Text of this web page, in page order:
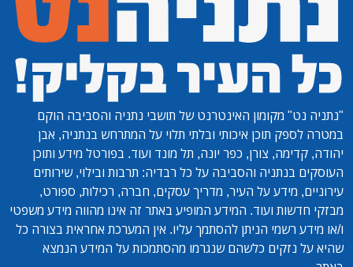
"נתניה נט" מקומון האינטרנט של תושבי נתניה והסביבה הוקם
במטרה לספק תוכן איכותי ובלתי תלוי על המתרחש בנתניה, אבן
יהודה, קדימה, צורן, כפר יונה, תל מונד ועוד. בפורטל מידע ותוכן
העוסקים בנתניה והסביבה על כל רבדיה: תרבות ובילוי, שירותים
עירוניים, מידע על העיר, מדריך עסקים, חברה, רכילות, ספורט,
מבזקי חדשות ועוד. המידע המופיע באתר זה אינו מהווה מידע משפטי
ו/או מידע רשמי הניתן להסתמך עליו. אין המערכת אחראית בצורה כל
שהיא על נזקים כלשהם שנגרמו מהסתמכות על המידע הנמצא